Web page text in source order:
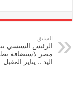
السابق
الرئيس السيسي
مصر لاستضافة
اليد .. يناير المقبل